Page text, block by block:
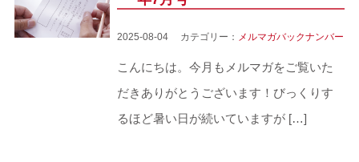
2025-08-04 カテゴリー： メルマガバックナンバー
こんにちは。今月もメルマガをご覧いた
だきありがとうございます！びっくりす
るほど暑い日が続いていますが […]